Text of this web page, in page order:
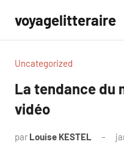
contenu
voyagelitteraire
Uncategorized
La tendance du
vidéo
par Louise KESTEL